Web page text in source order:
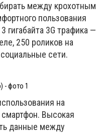
между крохотным
пользования
гигабайта 3G трафика —
250 роликов на
сети.
- фото 1
на
Высокая
данные между